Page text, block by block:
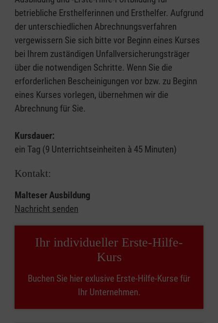
betriebliche Ersthelferinnen und Ersthelfer. Aufgrund
der unterschiedlichen Abrechnungsverfahren
vergewissern Sie sich bitte vor Beginn eines Kurses
bei Ihrem zuständigen Unfallversicherungsträger
über die notwendigen Schritte. Wenn Sie die
erforderlichen Bescheinigungen vor bzw. zu Beginn
eines Kurses vorlegen, übernehmen wir die
Abrechnung für Sie.
Kursdauer:
ein Tag (9 Unterrichtseinheiten à 45 Minuten)
Kontakt:
Malteser Ausbildung
Nachricht senden
Ihr individueller Erste-Hilfe-
Kurs
Buchen Sie hier exlusive Erste-Hilfe-Kurse für
Ihr Unternehmen.